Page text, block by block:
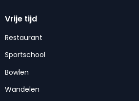
Vrije tijd
Restaurant
Sportschool
Bowlen
Wandelen